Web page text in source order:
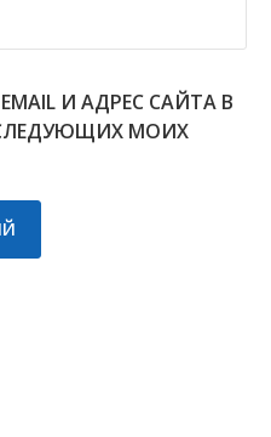
И АДРЕС САЙТА В
МОИХ